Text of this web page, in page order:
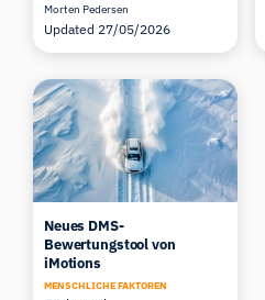
Morten Pedersen
Updated 27/05/2026
Neues DMS-
Bewertungstool von
iMotions
MENSCHLICHE FAKTOREN